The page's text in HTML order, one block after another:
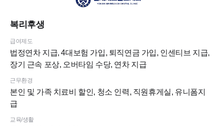
복리후생
급여제도
법정연차 지급, 4대보험 가입, 퇴직연금 가입, 인센티브 지급,
장기 근속 포상, 오버타임 수당, 연차 지급
근무환경
본인 및 가족 치료비 할인, 청소 인력, 직원휴게실, 유니폼지
급
교육/생활